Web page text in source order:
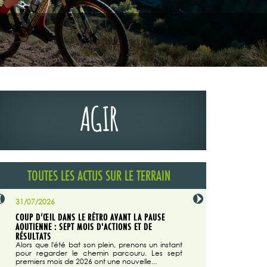
AGIR
TOUTES LES ACTUS SUR LE TERRAIN
du
31/07/2026
COUP D’ŒIL DANS LE RÉTRO AVANT LA PAUSE
AOUTIENNE : SEPT MOIS D'ACTIONS ET DE
RÉSULTATS
Alors que l'été bat son plein, prenons un instant
pour regarder le chemin parcouru. Les sept
premiers mois de 2026 ont une nouvelle...
29/07/2026